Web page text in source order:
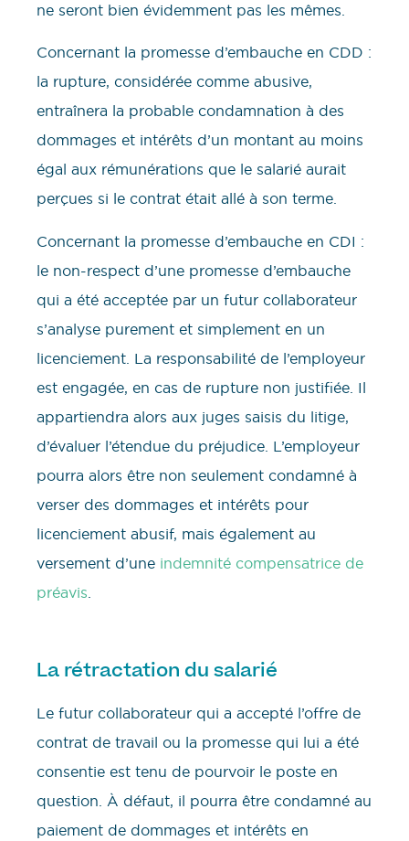
ne seront bien évidemment pas les mêmes.
Concernant la promesse d’embauche en CDD :
la rupture, considérée comme abusive,
entraînera la probable condamnation à des
dommages et intérêts d’un montant au moins
égal aux rémunérations que le salarié aurait
perçues si le contrat était allé à son terme.
Concernant la promesse d’embauche en CDI :
le non-respect d’une promesse d’embauche
qui a été acceptée par un futur collaborateur
s’analyse purement et simplement en un
licenciement. La responsabilité de l’employeur
est engagée, en cas de rupture non justifiée. Il
appartiendra alors aux juges saisis du litige,
d’évaluer l’étendue du préjudice. L’employeur
pourra alors être non seulement condamné à
verser des dommages et intérêts pour
licenciement abusif, mais également au
versement d’une indemnité compensatrice de
préavis
La rétractation du salarié
Le futur collaborateur qui a accepté l’offre de
contrat de travail ou la promesse qui lui a été
consentie est tenu de pourvoir le poste en
question. À défaut, il pourra être condamné au
paiement de dommages et intérêts en